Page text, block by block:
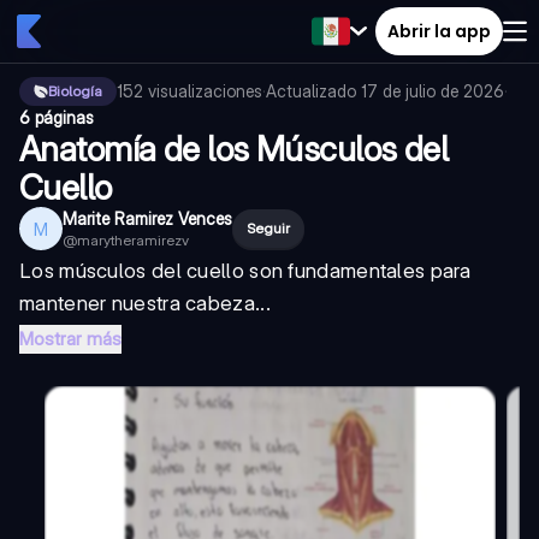
Abrir la app
Biología 152 visualizaciones·Actualizado 17 de julio de 2026·
6 páginas
Anatomía de los Músculos del
Cuello
M Marite Ramirez Vences
@marytheramirezv
Seguir
Los músculos del cuello son fundamentales para
mantener nuestra cabeza...
Mostrar más